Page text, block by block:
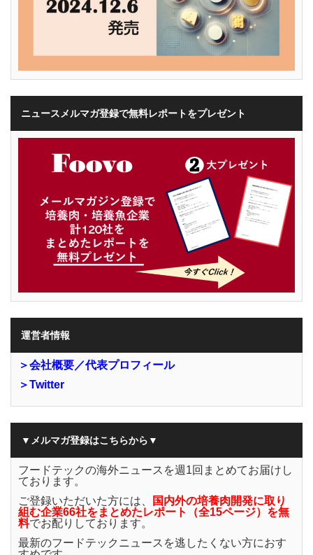
ニュースメルマガ登録で無料レポートをプレゼント
運営者情報
＞会社概要／代表プロフィール
＞Twitter
▼メルマガ登録はこちらから▼
フードテックの海外ニュースを週1回まとめてお届けし
ております。
ご登録いただいた方には、
国内外の培養肉開発に取り
組む企業66社をまとめたレポート（全15ページ）を無
料でお配りしております。
最新のフードテックニュースを逃したくない方におす